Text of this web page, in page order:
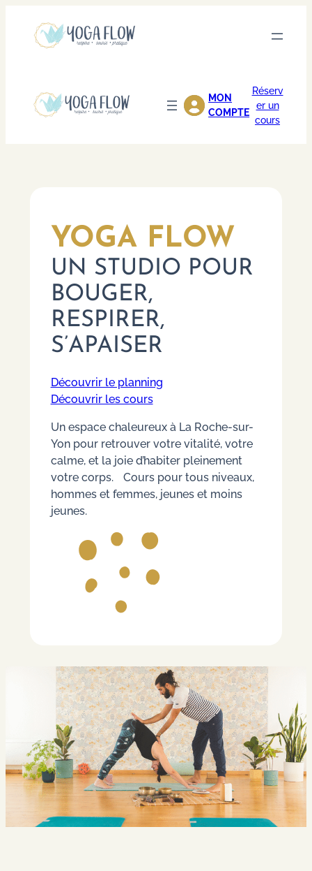
contenu
MON
COMPTE
Réserv
er un
cours
YOGA FLOW
UN STUDIO POUR
BOUGER,
RESPIRER,
S’APAISER
Découvrir le planning
Découvrir les cours
Un espace chaleureux à La Roche-sur-
Yon pour retrouver votre vitalité, votre
calme, et la joie d’habiter pleinement
votre corps. Cours pour tous niveaux,
hommes et femmes, jeunes et moins
jeunes.